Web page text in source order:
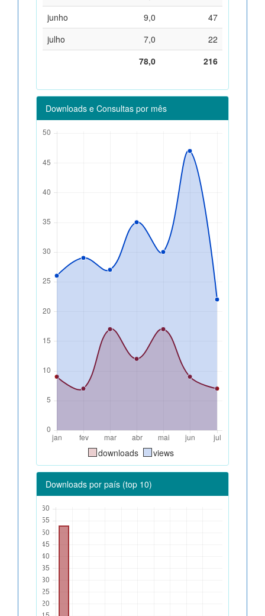
junho
9,0
47
julho
7,0
22
78,0
216
Downloads e Consultas por mês
downloads views
Downloads por país (top 10)